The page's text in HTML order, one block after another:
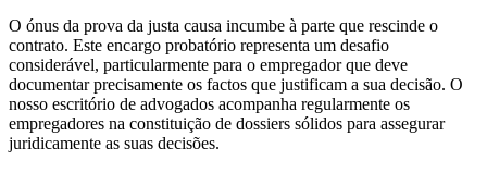
O ónus da prova da justa causa incumbe à parte que rescinde o
contrato. Este encargo probatório representa um desafio
considerável, particularmente para o empregador que deve
documentar precisamente os factos que justificam a sua decisão. O
nosso escritório de advogados acompanha regularmente os
empregadores na constituição de dossiers sólidos para assegurar
juridicamente as suas decisões.